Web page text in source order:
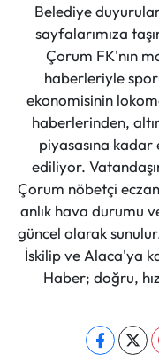
Belediye
sayfalarımıza
Çorum FK'nın
haberleriyle
ekonomisinin
haberlerinden,
piyasasına
ediliyor.
Çorum nöbetçi
anlık hava durumu
güncel olarak
İskilip ve Alaca'ya
Haber; doğru,